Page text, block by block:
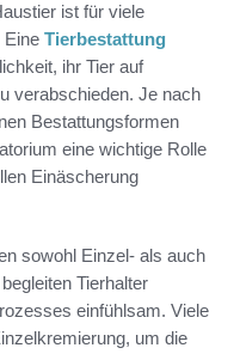
ist für viele
Eine Tierbestattung
ihr Tier auf
verabschieden. Je nach
Bestattungsformen
eine wichtige Rolle
Einäscherung
sowohl Einzel- als auch
Tierhalter
einfühlsam. Viele
um die